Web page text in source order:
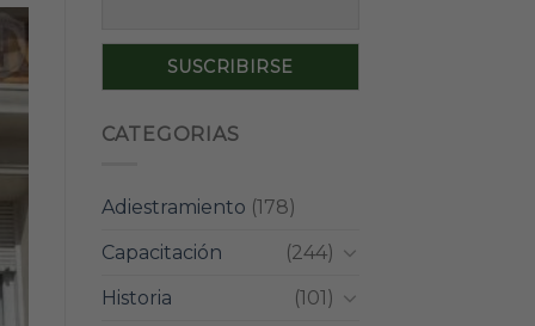
CATEGORIAS
Adiestramiento (178)
Capacitación
(244)
Historia
(101)